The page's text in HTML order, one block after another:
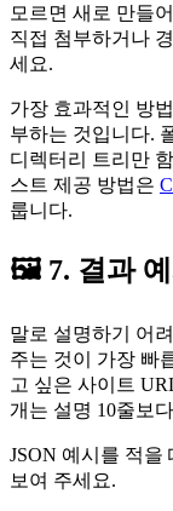
모르면 새로 만들
직접 첨부하거나
세요.
가장 효과적인 방
부하는 것입니다.
디렉터리 트리만
스트 제공 방법은
룹니다.
🖼️ 7. 결과
말로 설명하기 어
주는 것이 가장 빠
고 싶은 사이트
개는 설명 10줄보
JSON 예시를 적을
보여 주세요.